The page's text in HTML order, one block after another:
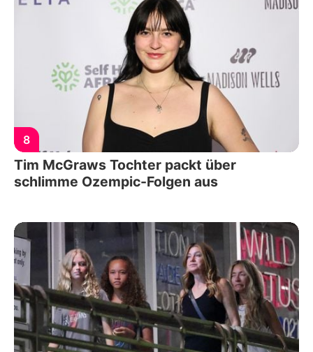
8
Tim McGraws Tochter packt über
schlimme Ozempic-Folgen aus